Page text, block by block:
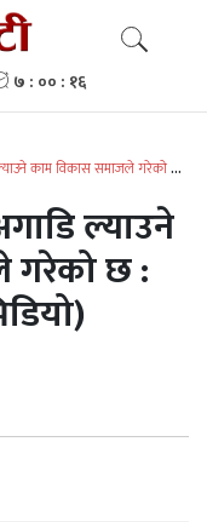
काम विकास समाजले गरेको छ :
ल्याउने
गरेको छ :